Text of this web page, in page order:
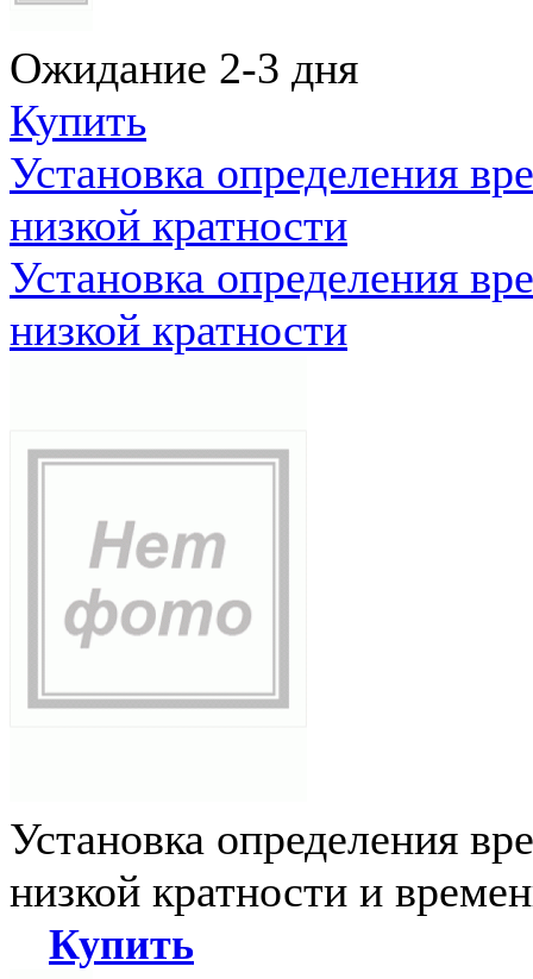
Ожидание 2-3 дня
Купить
Установка определения
низкой кратности
Установка определения
низкой кратности
Установка определения
низкой кратности и
Купить